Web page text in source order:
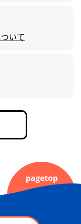
いて
pagetop